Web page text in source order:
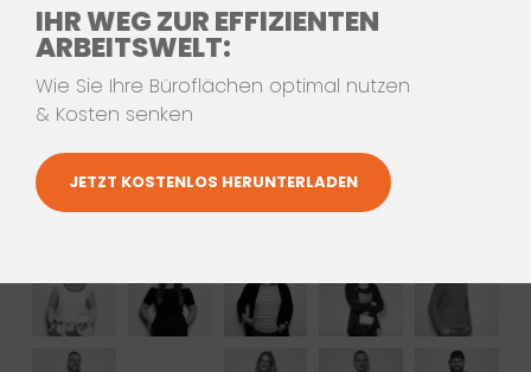
oder
SCHREIBEN SIE UNS
IHR WEG ZUR EFFIZIENTEN
ARBEITSWELT:
Wie Sie Ihre Büroflächen optimal nutzen
& Kosten senken
JETZT KOSTENLOS HERUNTERLADEN